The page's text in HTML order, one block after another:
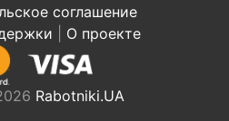
соглашение
О проекте
Rabotniki.UA